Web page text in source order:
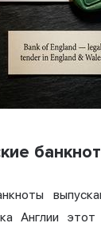
Англии